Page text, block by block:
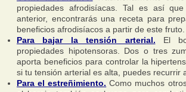
propiedades afrodisíacas. Tal es así
anterior, encontrarás una receta para
beneficios afrodisíacos a partir de este fruto.
Para bajar la tensión arterial. El
propiedades hipotensoras. Dos o tres
aporta beneficios para controlar la
si tu tensión arterial es alta, puedes recurrir
Para el estreñimiento. Como muchos